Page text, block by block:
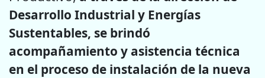
Desarrollo Industrial y Energías
Sustentables, se brindó
acompañamiento y asistencia técnica
en el proceso de instalación de la nueva